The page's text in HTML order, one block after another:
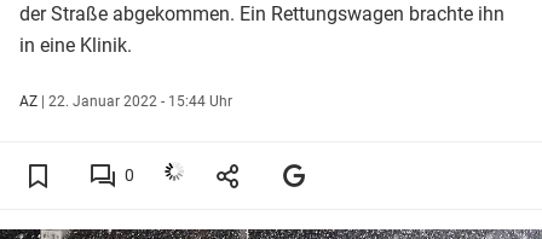
der Straße abgekommen. Ein Rettungswagen brachte ihn
in eine Klinik.
AZ | 22. Januar 2022 - 15:44 Uhr
0